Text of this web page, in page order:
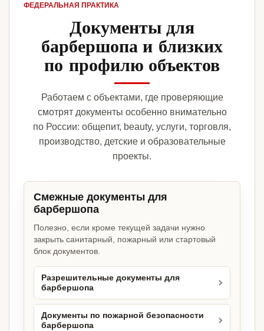
ФЕДЕРАЛЬНАЯ ПРАКТИКА
Документы для
барбершопа и близких
по профилю объектов
Работаем с объектами, где проверяющие
смотрят документы особенно внимательно
по России: общепит, beauty, услуги, торговля,
производство, детские и образовательные
проекты.
Смежные документы для
барбершопа
Полезно, если кроме текущей задачи нужно
закрыть санитарный, пожарный или стартовый
блок документов.
Разрешительные документы для
барбершопа
Документы по пожарной безопасности
барбершопа